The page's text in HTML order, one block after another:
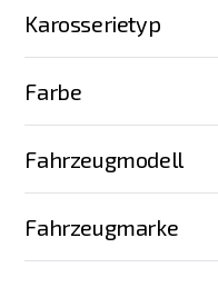
Karosserietyp
Farbe
Fahrzeugmodell
Fahrzeugmarke